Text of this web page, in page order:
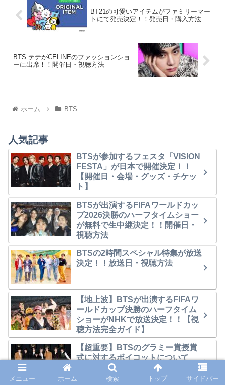
BT21の可愛いアイテムがファミリーマー
トにて発売決定！！発売日・購入方法
BTS テテがCELINEのファッションショ
ーに出席！！開催日・視聴方法
ホーム BTS
人気記事
BTSが参加するフェスタ「VISION
FESTA」が日本で開催決定！！
【開催日・会場・グッズ・チケッ
ト】
BTSが出演するFIFAワールドカッ
プ2026決勝のハーフタイムショー
が無料で生中継決定！！開催日・
視聴方法
BTSの2時間スペシャル特集が放送
決定！！放送日・視聴方法
【地上波】BTSが出演するFIFAワ
ールドカップ決勝のハーフタイム
ショーがNHKで放送決定！！【視
聴方法完全ガイド】
【超重要】BTSのグラミー賞授賞
式に対するボイコットについて
メニュー ホーム 検索 トップ サイドバー